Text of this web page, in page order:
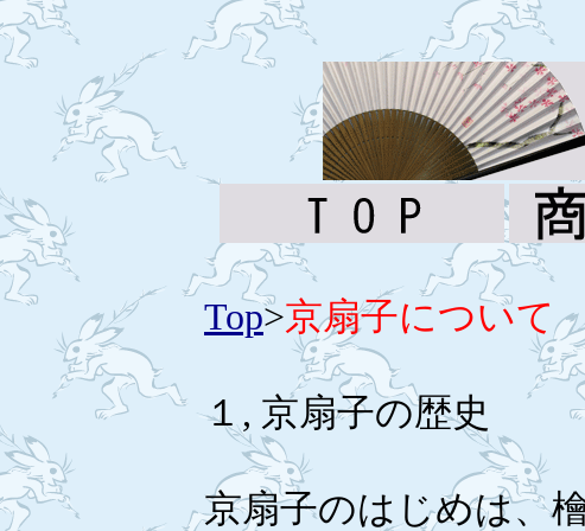
Top>京扇子について
１, 京扇子の歴史
京扇子のはじめは、